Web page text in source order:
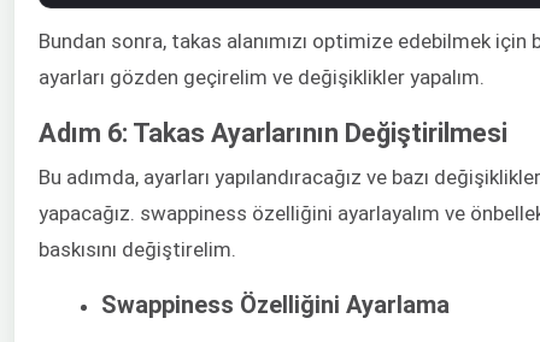
Bundan sonra, takas alanımızı optimize edebilmek için
ayarları gözden geçirelim ve değişiklikler yapalım.
Adım 6: Takas Ayarlarının Değiştirilmesi
Bu adımda, ayarları yapılandıracağız ve bazı değişiklikler
yapacağız. swappiness özelliğini ayarlayalım ve
baskısını değiştirelim.
Swappiness Özelliğini Ayarlama